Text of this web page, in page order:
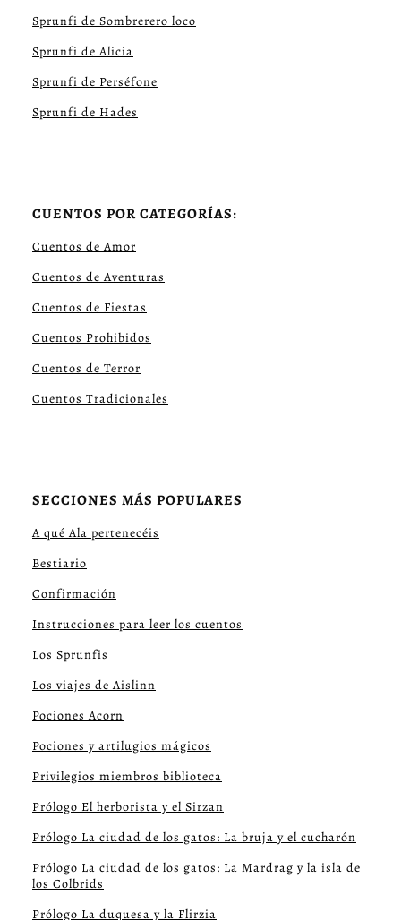
Sprunfi de Sombrerero loco
Sprunfi de Alicia
Sprunfi de Perséfone
Sprunfi de Hades
CUENTOS POR CATEGORÍAS:
Cuentos de Amor
Cuentos de Aventuras
Cuentos de Fiestas
Cuentos Prohibidos
Cuentos de Terror
Cuentos Tradicionales
SECCIONES MÁS POPULARES
A qué Ala pertenecéis
Bestiario
Confirmación
Instrucciones para leer los cuentos
Los Sprunfis
Los viajes de Aislinn
Pociones Acorn
Pociones y artilugios mágicos
Privilegios miembros biblioteca
Prólogo El herborista y el Sirzan
Prólogo La ciudad de los gatos: La bruja y el cucharón
Prólogo La ciudad de los gatos: La Mardrag y la isla de
los Colbrids
Prólogo La duquesa y la Flirzia